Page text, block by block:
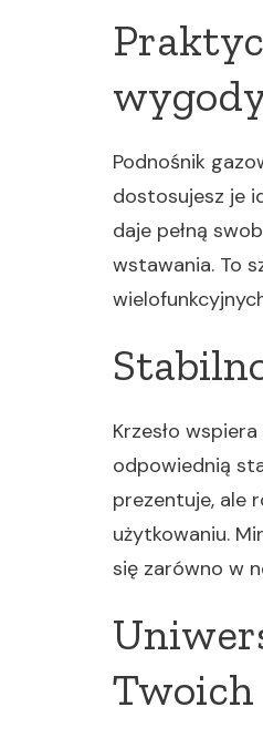
Podnośnik
dostosujesz je
daje pełną
wstawania. To
Krzesło
odpowiednią
prezentuje, ale
użytkowaniu.
się zarówno w